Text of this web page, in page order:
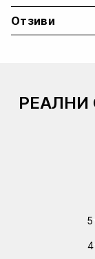
Отзиви
РЕАЛНИ
5
4